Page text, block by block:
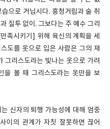
으로 거닙시다. 흥청거림과 술 취
질투 없이. 그보다는 주 예수 그리
족시키기] 위해 육신의 계획을 세
도를 옷으로 입은 사람은 그의 재
그리스도라는 빛나는 옷으로 가려
을 볼 때 그리스도라는 옷만을 보
신자의 퇴행 가능성에 대해 엄중
이의 관계가 자칫 잘못하면 끊어